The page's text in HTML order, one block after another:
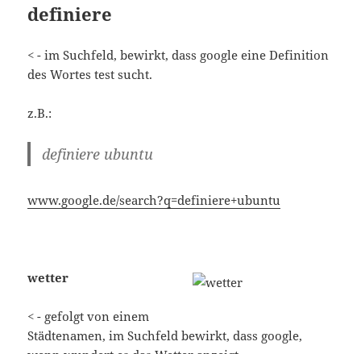
definiere
< - im Suchfeld, bewirkt, dass google eine Definition
des Wortes test sucht.
z.B.:
definiere ubuntu
www.google.de/search?q=definiere+ubuntu
wetter
< - gefolgt von einem
Städtenamen, im Suchfeld bewirkt, dass google,